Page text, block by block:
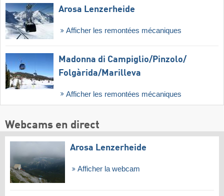
Arosa Lenzerheide
Afficher les remontées mécaniques
Madonna di Campiglio/​Pinzolo/​
Folgàrida/​Marilleva
Afficher les remontées mécaniques
Webcams en direct
Arosa Lenzerheide
Afficher la webcam